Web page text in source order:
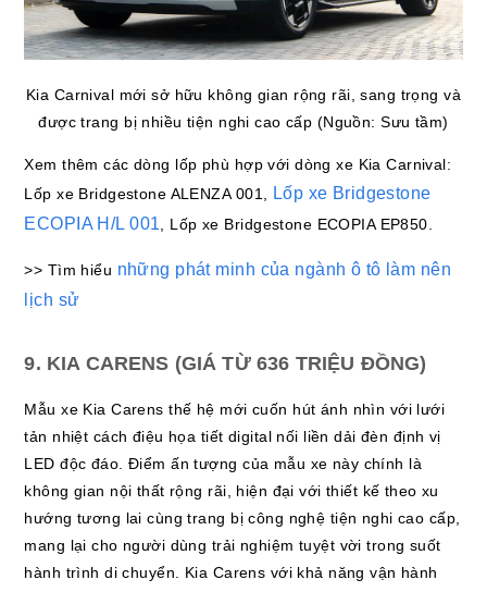
Kia Carnival mới sở hữu không gian rộng rãi, sang trọng và
được trang bị nhiều tiện nghi cao cấp (Nguồn: Sưu tầm)
Xem thêm các dòng lốp phù hợp với dòng xe Kia Carnival:
Lốp xe Bridgestone ALENZA 001,
Lốp xe Bridgestone
ECOPIA H/L 001 , Lốp xe Bridgestone ECOPIA EP850.
>> Tìm hiểu những phát minh của ngành ô tô làm nên
lịch sử
9. KIA CARENS (GIÁ TỪ 636 TRIỆU ĐỒNG)
Mẫu xe Kia Carens thế hệ mới cuốn hút ánh nhìn với lưới
tản nhiệt cách điệu họa tiết digital nối liền dải đèn định vị
LED độc đáo. Điểm ấn tượng của mẫu xe này chính là
không gian nội thất rộng rãi, hiện đại với thiết kế theo xu
hướng tương lai cùng trang bị công nghệ tiện nghi cao cấp,
mang lại cho người dùng trải nghiệm tuyệt vời trong suốt
hành trình di chuyển. Kia Carens với khả năng vận hành